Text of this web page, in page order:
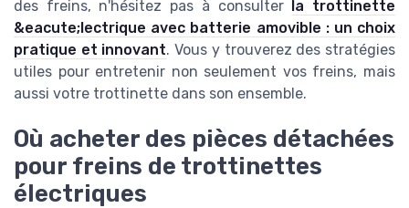
des freins, n'hésitez pas à consulter la trottinette
&eacute;lectrique avec batterie amovible : un choix
pratique et innovant. Vous y trouverez des stratégies
utiles pour entretenir non seulement vos freins, mais
aussi votre trottinette dans son ensemble.
Où acheter des pièces détachées
pour freins de trottinettes
électriques